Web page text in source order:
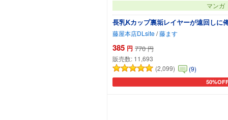
マンガ
長乳Kカップ裏垢レイヤーが遠回しに
藤屋本店DLsite/藤ます
385 円 770 円
販売数: 11,693
(2,099)
(9)
カートに